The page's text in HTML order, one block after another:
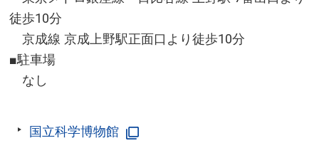
開催場所／北九州市戸畑区一帯 ※戸畑祇園大山笠競演
会は戸畑区役所(戸畑区千防一丁目)前
お問い合わせ／093-871-2316(戸畑祇園大山笠振興会
事務局(戸畑区役所内))
徒歩10分
京成線 京成上野駅正面口より徒歩10分
■駐車場
なし
国立科学博物館